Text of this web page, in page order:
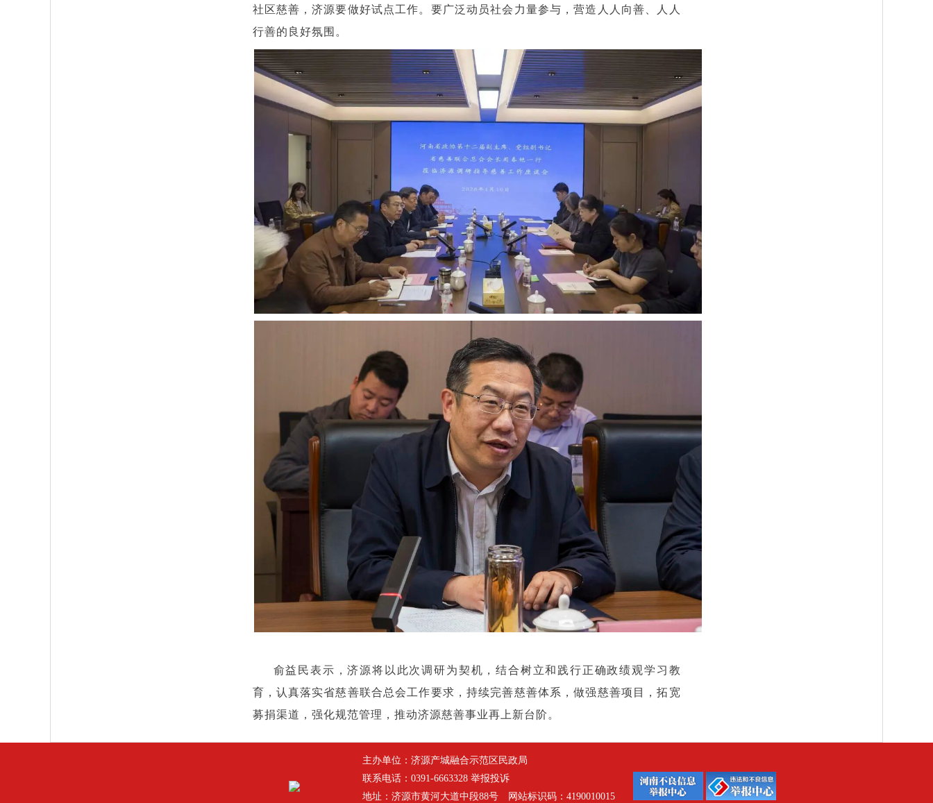
社区慈善，济源要做好试点工作。要广泛动员社会力量参与，营造人人向善、人人
行善的良好氛围。
俞益民表示，济源将以此次调研为契机，结合树立和践行正确政绩观学习教
育，认真落实省慈善联合总会工作要求，持续完善慈善体系，做强慈善项目，拓宽
募捐渠道，强化规范管理，推动济源慈善事业再上新台阶。
主办单位：济源产城融合示范区民政局
联系电话：0391-6663328 举报投诉
地址：济源市黄河大道中段88号 网站标识码：4190010015